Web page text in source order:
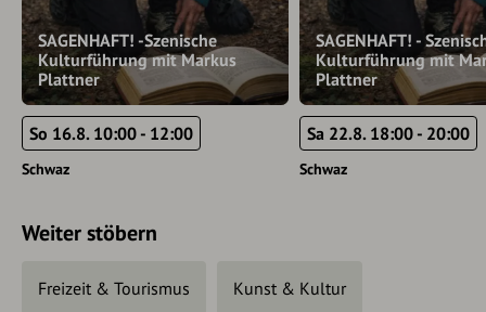
SAGENHAFT! -Szenische
Kulturführung mit Markus
Plattner
So 16.8. 10:00 - 12:00
Schwaz
SAGENHAFT! -
Kulturführung mit
Plattner
Sa 22.8. 18:00 - 20:00
Schwaz
Weiter stöbern
Freizeit & Tourismus Kunst & Kultur